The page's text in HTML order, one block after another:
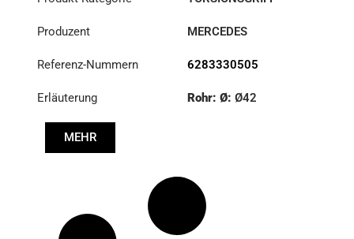
Produzent MERCEDES
Referenz-Nummern 6283330505
Erläuterung Rohr: Ø: Ø42
MEHR